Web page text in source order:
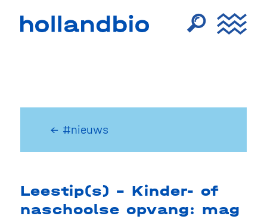
← #nieuws
Leestip(s) – Kinder- of
naschoolse opvang: mag